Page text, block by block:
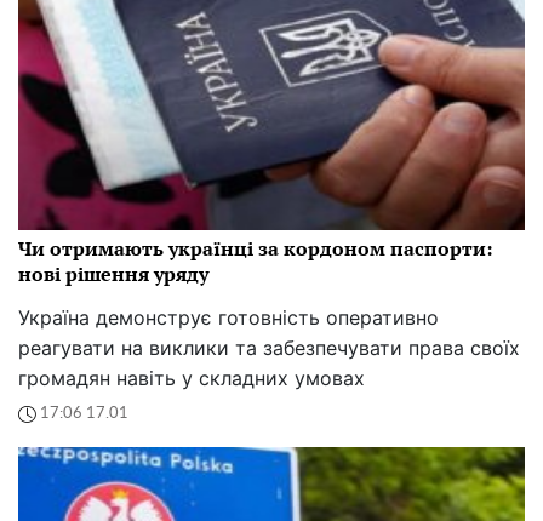
Чи отримають українці за кордоном паспорти:
нові рішення уряду
Україна демонструє готовність оперативно
реагувати на виклики та забезпечувати права своїх
громадян навіть у складних умовах
17:06 17.01